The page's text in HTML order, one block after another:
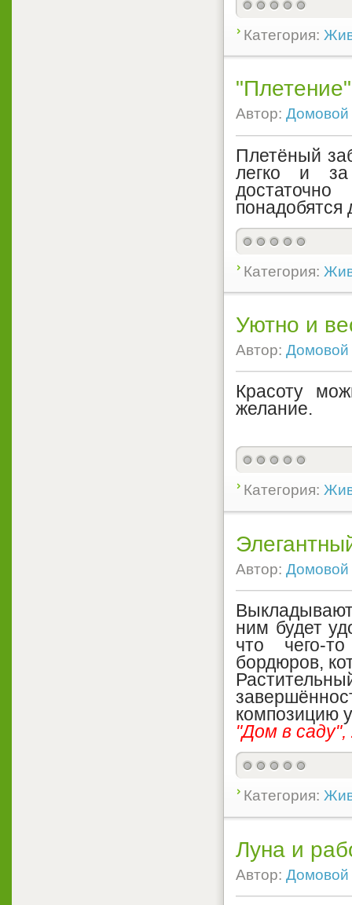
Категория:
Автор: Домовой
Плетёный
легко и за
понадобятся
Категория:
Уютно и
Автор: Домовой
Красоту
желание.
Категория:
Автор: Домовой
ним будет
что чего-
бордюров,
композицию
"Дом в саду",
Категория:
Луна и
Автор: Домовой